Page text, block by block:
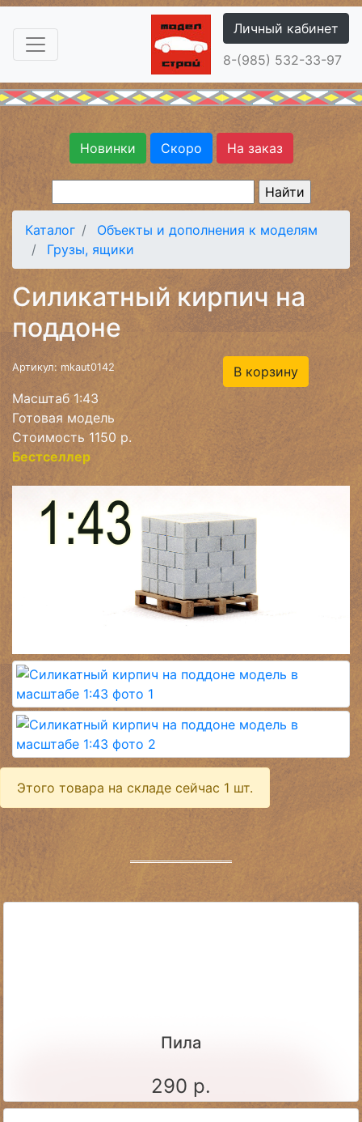
Личный кабинет
8-(985) 532-33-97
Новинки Скоро На заказ
Каталог
Объекты и дополнения к моделям
Грузы, ящики
Силикатный кирпич на
поддоне
Артикул: mkaut0142
Масштаб 1:43
Готовая модель
Стоимость 1150 р.
Бестселлер
В корзину
Этого товара на складе сейчас 1 шт.
Пила
290 р.